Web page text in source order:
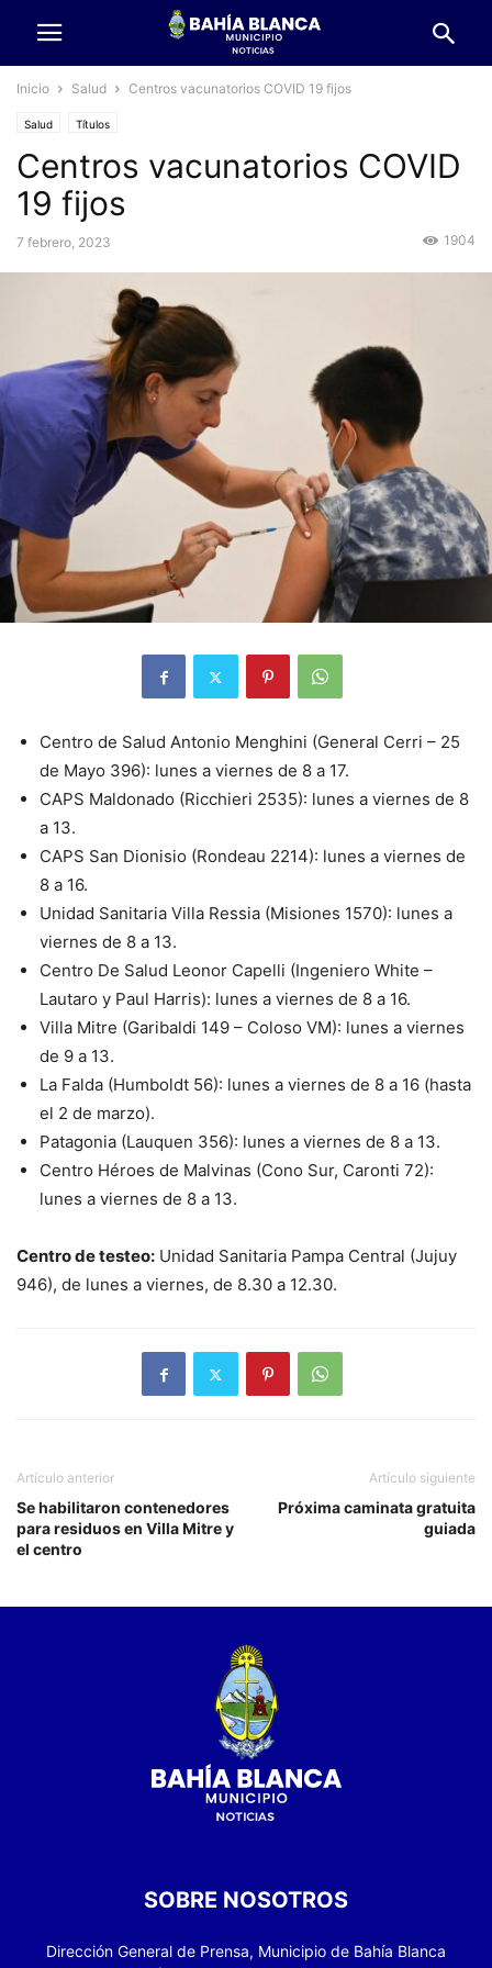
Inicio Salud Centros vacunatorios COVID 19 fijos
Salud Títulos
Centros vacunatorios COVID
19 fijos
7 febrero, 2023 1904
Centro de Salud Antonio Menghini (General Cerri – 25
de Mayo 396): lunes a viernes de 8 a 17.
CAPS Maldonado (Ricchieri 2535): lunes a viernes de 8
a 13.
CAPS San Dionisio (Rondeau 2214): lunes a viernes de
8 a 16.
Unidad Sanitaria Villa Ressia (Misiones 1570): lunes a
viernes de 8 a 13.
Centro De Salud Leonor Capelli (Ingeniero White –
Lautaro y Paul Harris): lunes a viernes de 8 a 16.
Villa Mitre (Garibaldi 149 – Coloso VM): lunes a viernes
de 9 a 13.
La Falda (Humboldt 56): lunes a viernes de 8 a 16 (hasta
el 2 de marzo).
Patagonia (Lauquen 356): lunes a viernes de 8 a 13.
Centro Héroes de Malvinas (Cono Sur, Caronti 72):
lunes a viernes de 8 a 13.
Centro de testeo: Unidad Sanitaria Pampa Central (Jujuy
946), de lunes a viernes, de 8.30 a 12.30.
Artículo anterior
Se habilitaron contenedores
para residuos en Villa Mitre y
el centro
Artículo siguiente
Próxima caminata gratuita
guiada
SOBRE NOSOTROS
Dirección General de Prensa, Municipio de Bahía Blanca